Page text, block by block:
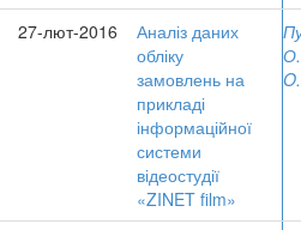
27-лют-2016
Аналіз даних
обліку
замовлень на
прикладі
інформаційної
системи
відеостудії
«ZINET film»
О.
O.